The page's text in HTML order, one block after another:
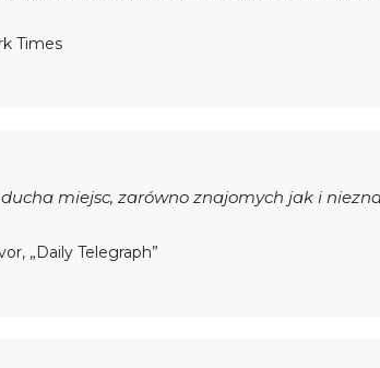
Times
ducha miejsc, zarówno znajomych jak i
„Daily Telegraph”